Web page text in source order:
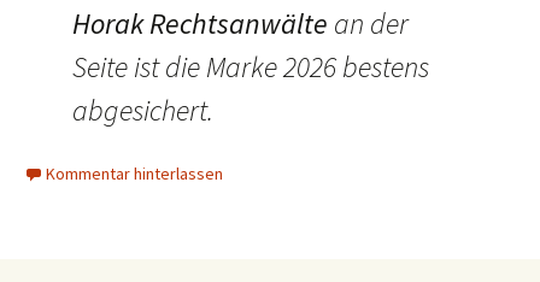
Horak Rechtsanwälte an der
Seite ist die Marke 2026 bestens
abgesichert.
Kommentar hinterlassen